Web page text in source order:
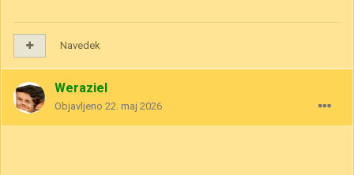
Navedek
Weraziel
Objavljeno 22. maj 2026